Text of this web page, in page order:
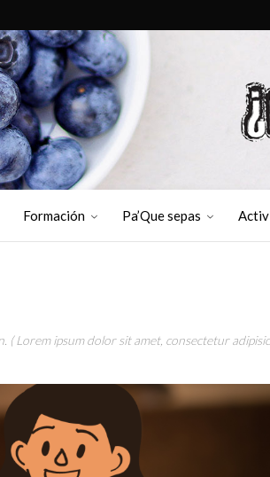
Formación Pa’Que sepas
( Lorem ipsum dolor sit amet, consectetur